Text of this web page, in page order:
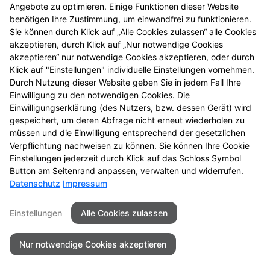
Kontakt Impressum
Datenschutz
Barrierefreiheit
©2026Schloss Apotheke
Angebote zu optimieren. Einige Funktionen dieser Website
benötigen Ihre Zustimmung, um einwandfrei zu funktionieren.
Sie können durch Klick auf „Alle Cookies zulassen“ alle Cookies
akzeptieren, durch Klick auf „Nur notwendige Cookies
akzeptieren“ nur notwendige Cookies akzeptieren, oder durch
Klick auf "Einstellungen" individuelle Einstellungen vornehmen.
Durch Nutzung dieser Website geben Sie in jedem Fall Ihre
Einwilligung zu den notwendigen Cookies. Die
Einwilligungserklärung (des Nutzers, bzw. dessen Gerät) wird
gespeichert, um deren Abfrage nicht erneut wiederholen zu
müssen und die Einwilligung entsprechend der gesetzlichen
Verpflichtung nachweisen zu können. Sie können Ihre Cookie
Einstellungen jederzeit durch Klick auf das Schloss Symbol
Button am Seitenrand anpassen, verwalten und widerrufen.
Datenschutz Impressum
Einstellungen Alle Cookies zulassen
Nur notwendige Cookies akzeptieren